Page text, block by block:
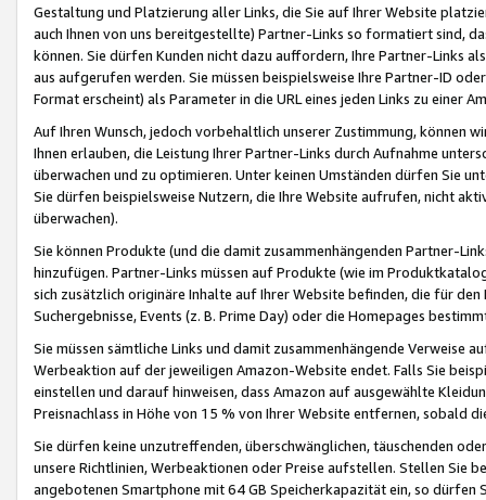
Gestaltung und Platzierung aller Links, die Sie auf Ihrer Website
auch Ihnen von uns bereitgestellte) Partner-Links so formatiert sind,
können. Sie dürfen Kunden nicht dazu auffordern, Ihre Partner-Links
aus aufgerufen werden. Sie müssen beispielsweise Ihre Partner-ID
Format erscheint) als Parameter in die URL eines jeden Links zu einer
Auf Ihren Wunsch, jedoch vorbehaltlich unserer Zustimmung, können
Ihnen erlauben, die Leistung Ihrer Partner-Links durch Aufnahme
überwachen und zu optimieren. Unter keinen Umständen dürfen Sie
Sie dürfen beispielsweise Nutzern, die Ihre Website aufrufen, nicht
überwachen).
Sie können Produkte (und die damit zusammenhängenden Partner-
hinzufügen. Partner-Links müssen auf Produkte (wie im
sich zusätzlich originäre Inhalte auf Ihrer Website befinden, die für
Suchergebnisse, Events (z. B. Prime Day) oder die Homepages
Sie müssen sämtliche Links und damit zusammenhängende
Werbeaktion auf der jeweiligen Amazon-Website endet. Falls Sie
einstellen und darauf hinweisen, dass Amazon auf ausgewählte
Preisnachlass in Höhe von 15 % von Ihrer Website entfernen, sobald
Sie dürfen keine unzutreffenden, überschwänglichen, täuschenden
unsere Richtlinien, Werbeaktionen oder Preise aufstellen. Stellen Sie
angebotenen Smartphone mit 64 GB Speicherkapazität ein, so dürfen